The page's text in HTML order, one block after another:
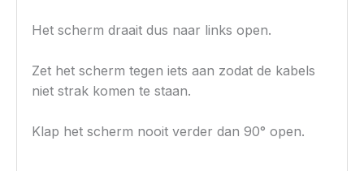
Het scherm draait dus naar links open.
Zet het scherm tegen iets aan zodat de kabels
niet strak komen te staan.
Klap het scherm nooit verder dan 90° open.